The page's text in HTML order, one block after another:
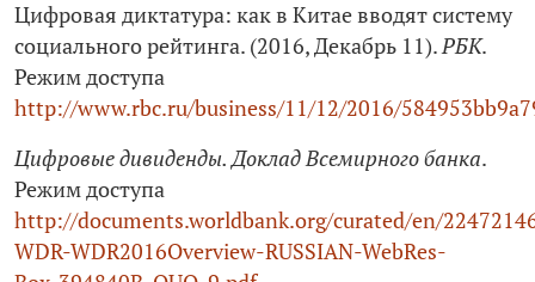
Цифровая диктатура: как в Китае вводят систему
социального рейтинга. (2016, Декабрь 11).РБК.
Режим доступа
http://www.rbc.ru/business/11/12/2016/
Цифровые дивиденды. Доклад Всемирного банка.
Режим доступа
http://documents.worldbank.org/curated/en/
WDR-WDR2016Overview-RUSSIAN-WebRes-